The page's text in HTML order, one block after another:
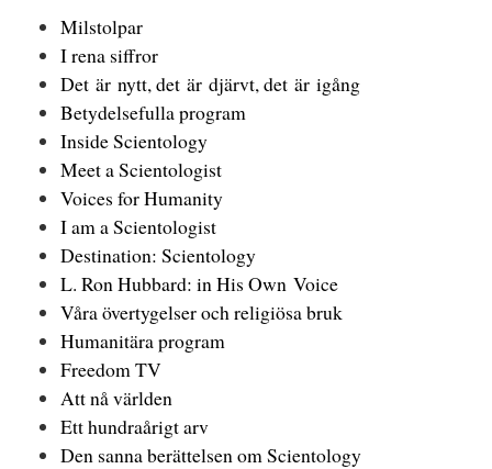
Milstolpar
I rena siffror
Det är nytt, det är djärvt, det är igång
Betydelsefulla program
Inside Scientology
Meet a Scientologist
Voices for Humanity
I am a Scientologist
Destination: Scientology
L. Ron Hubbard: in His Own Voice
Våra övertygelser och religiösa bruk
Humanitära program
Freedom TV
Att nå världen
Ett hundraårigt arv
Den sanna berättelsen om Scientology